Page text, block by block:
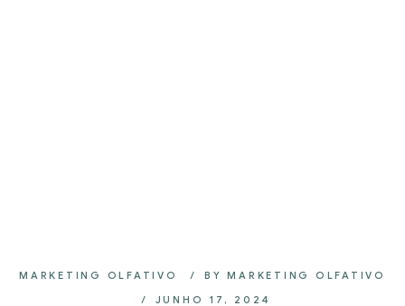
MARKETING OLFATIVO BYMARKETING OLFATIVO
JUNHO 17, 2024